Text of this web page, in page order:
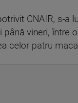
CNAIR, s-a
vineri, între
celor patru